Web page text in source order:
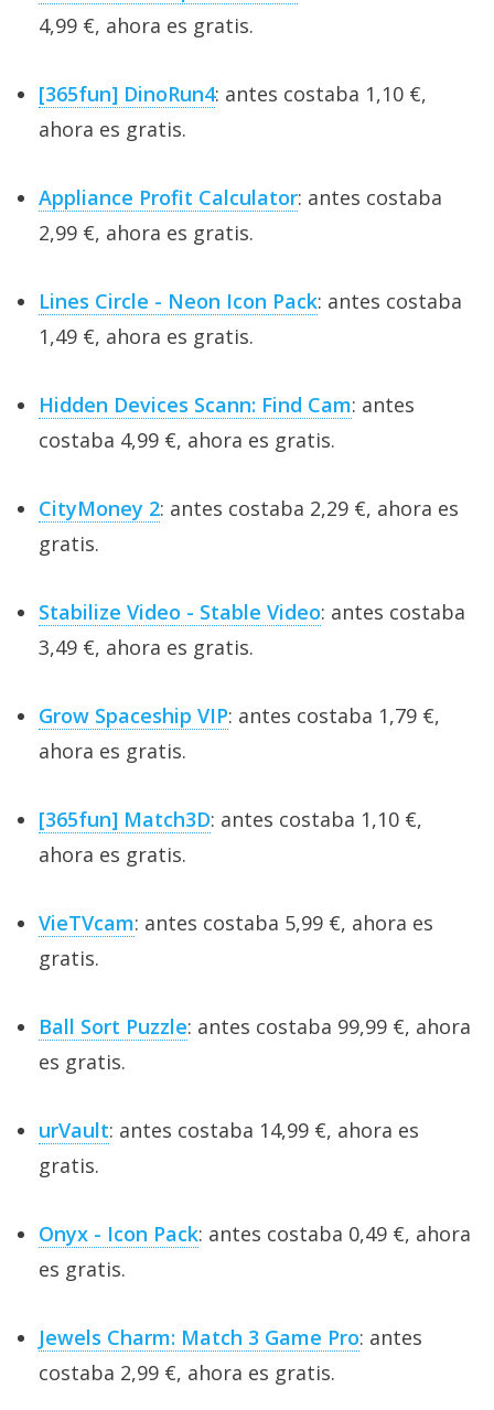
4,99 €, ahora es gratis.
[365fun] DinoRun4: antes costaba 1,10 €,
ahora es gratis.
Appliance Profit Calculator: antes costaba
2,99 €, ahora es gratis.
Lines Circle - Neon Icon Pack: antes costaba
1,49 €, ahora es gratis.
Hidden Devices Scann: Find Cam: antes
costaba 4,99 €, ahora es gratis.
CityMoney 2: antes costaba 2,29 €, ahora es
gratis.
Stabilize Video - Stable Video: antes costaba
3,49 €, ahora es gratis.
Grow Spaceship VIP: antes costaba 1,79 €,
ahora es gratis.
[365fun] Match3D: antes costaba 1,10 €,
ahora es gratis.
VieTVcam: antes costaba 5,99 €, ahora es
gratis.
Ball Sort Puzzle: antes costaba 99,99 €, ahora
es gratis.
urVault: antes costaba 14,99 €, ahora es
gratis.
Onyx - Icon Pack: antes costaba 0,49 €, ahora
es gratis.
Jewels Charm: Match 3 Game Pro: antes
costaba 2,99 €, ahora es gratis.